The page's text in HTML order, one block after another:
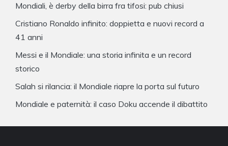
Mondiali, è derby della birra fra tifosi: pub chiusi
Cristiano Ronaldo infinito: doppietta e nuovi record a
41 anni
Messi e il Mondiale: una storia infinita e un record
storico
Salah si rilancia: il Mondiale riapre la porta sul futuro
Mondiale e paternità: il caso Doku accende il dibattito